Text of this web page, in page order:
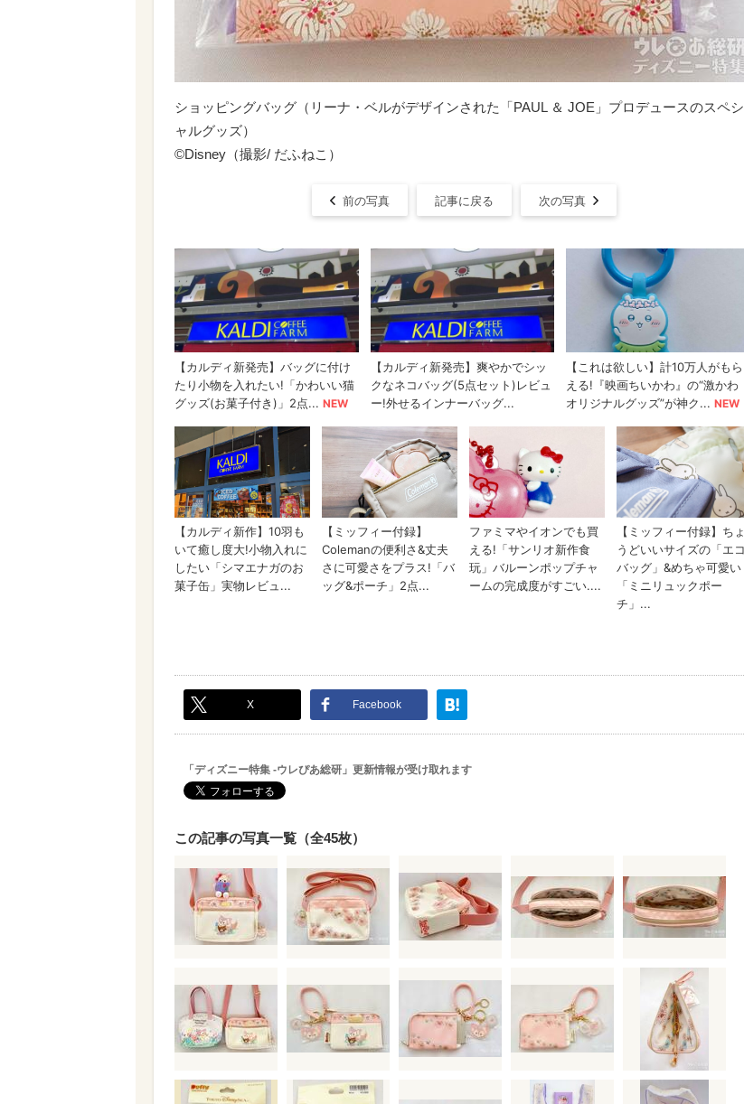
ショッピングバッグ（リーナ・ベルがデザインされた「PAUL ＆ JOE」プロデュースのスペシ
ャルグッズ）
©Disney（撮影/ だふねこ）
前の写真 記事に戻る 次の写真
X Facebook
「ディズニー特集 -ウレぴあ総研」更新情報が受け取れます
この記事の写真一覧（全45枚）